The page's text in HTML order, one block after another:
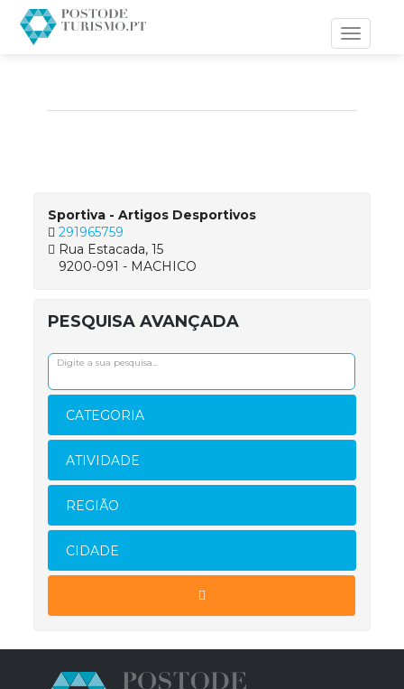
Toggle
Sportiva - Artigos Desportivos
291965759
Rua Estacada, 15
9200-091 - MACHICO
PESQUISA AVANÇADA
CATEGORIA
ATIVIDADE
REGIÃO
CIDADE